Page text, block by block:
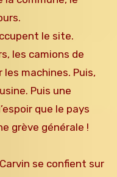
le site.
les camions de
machines. Puis,
Puis une
que le pays
grève générale !
se confient sur